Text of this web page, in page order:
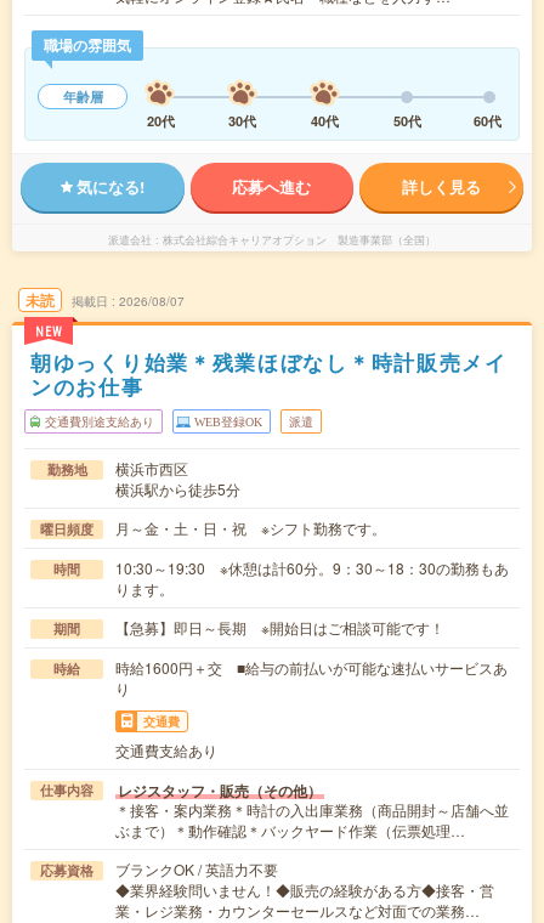
職場の雰囲気
年齢層
20代
30代 40代 50代 60代
気になる! 応募へ進む 詳しく見る
派遣会社 株式会社綜合キャリアオプション 製造事業部（全国）
未読
NEW
掲載日 2026/08/07
朝ゆっくり始業＊残業ほぼなし＊時計販売メイ
ンのお仕事
交通費別途支給あり WEB登録OK 派遣
勤務地
横浜市西区
横浜駅から徒歩5分
曜日頻度 月～金・土・日・祝 ※シフト勤務です。
時間
10:30～19:30 ※休憩は計60分。9：30～18：30の勤務もあ
ります。
期間 【急募】即日～長期 ※開始日はご相談可能です！
時給
時給1600円＋交 ■給与の前払いが可能な速払いサービスあ
り
交通費
交通費支給あり
仕事内容 レジスタッフ・販売（その他）
＊接客・案内業務＊時計の入出庫業務（商品開封～店舗へ並
ぶまで）＊動作確認＊バックヤード作業（伝票処理…
応募資格
ブランクOK / 英語力不要
◆業界経験問いません！◆販売の経験がある方◆接客・営
業・レジ業務・カウンターセールスなど対面での業務…